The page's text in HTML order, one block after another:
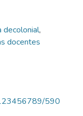
decolonial,
docentes
590